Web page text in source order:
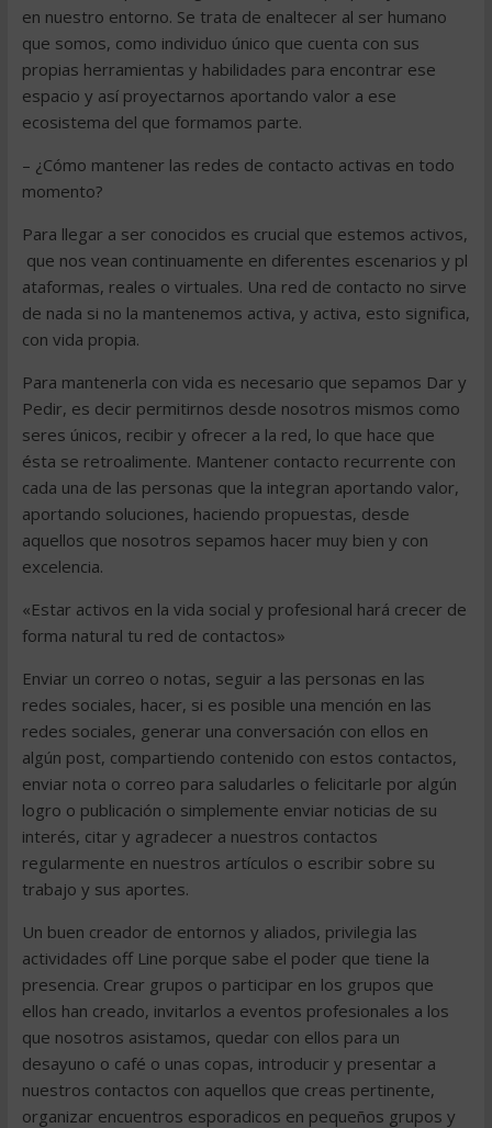
en nuestro entorno. Se trata de enaltecer al ser humano
que somos, como individuo único que cuenta con sus
propias herramientas y habilidades para encontrar ese
espacio y así proyectarnos aportando valor a ese
ecosistema del que formamos parte.
– ¿Cómo mantener las redes de contacto activas en todo
momento?
Para llegar a ser conocidos es crucial que estemos activos,
que nos vean continuamente en diferentes escenarios y pl
ataformas, reales o virtuales. Una red de contacto no sirve
de nada si no la mantenemos activa, y activa, esto significa,
con vida propia.
Para mantenerla con vida es necesario que sepamos Dar y
Pedir, es decir permitirnos desde nosotros mismos como
seres únicos, recibir y ofrecer a la red, lo que hace que
ésta se retroalimente. Mantener contacto recurrente con
cada una de las personas que la integran aportando valor,
aportando soluciones, haciendo propuestas, desde
aquellos que nosotros sepamos hacer muy bien y con
excelencia.
«Estar activos en la vida social y profesional hará crecer de
forma natural tu red de contactos»
Enviar un correo o notas, seguir a las personas en las
redes sociales, hacer, si es posible una mención en las
redes sociales, generar una conversación con ellos en
algún post, compartiendo contenido con estos contactos,
enviar nota o correo para saludarles o felicitarle por algún
logro o publicación o simplemente enviar noticias de su
interés, citar y agradecer a nuestros contactos
regularmente en nuestros artículos o escribir sobre su
trabajo y sus aportes.
Un buen creador de entornos y aliados, privilegia las
actividades off Line porque sabe el poder que tiene la
presencia. Crear grupos o participar en los grupos que
ellos han creado, invitarlos a eventos profesionales a los
que nosotros asistamos, quedar con ellos para un
desayuno o café o unas copas, introducir y presentar a
nuestros contactos con aquellos que creas pertinente,
organizar encuentros esporadicos en pequeños grupos y